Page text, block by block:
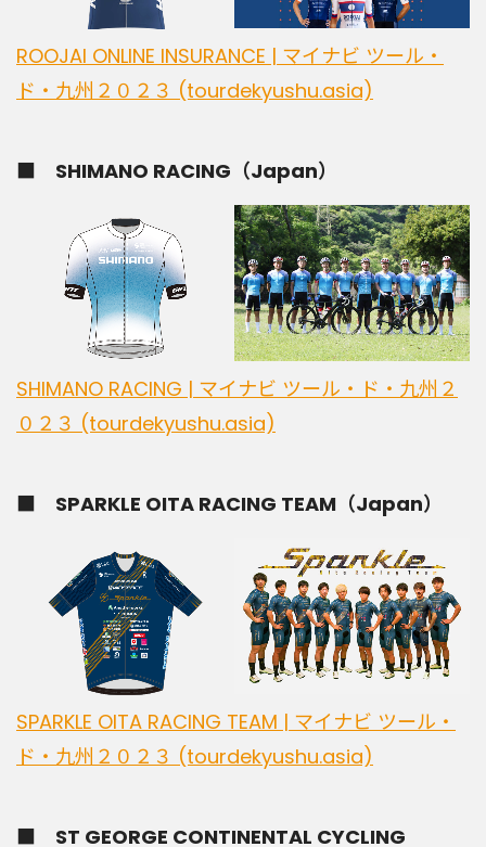
ROOJAI ONLINE INSURANCE | マイナビ ツール・
ド・九州２０２３ (tourdekyushu.asia)
■ SHIMANO RACING（Japan）
SHIMANO RACING | マイナビ ツール・ド・九州２
０２３ (tourdekyushu.asia)
■ SPARKLE OITA RACING TEAM（Japan）
SPARKLE OITA RACING TEAM | マイナビ ツール・
ド・九州２０２３ (tourdekyushu.asia)
■ ST GEORGE CONTINENTAL CYCLING